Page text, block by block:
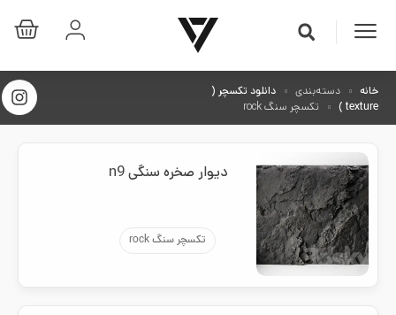
خانه دسته‌بندی
دانلود تکسچر (
texture )
تکسچر سنگ rock
دیوار صخره سنگی n9
تکسچر سنگ rock